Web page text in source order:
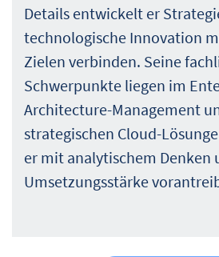
Details entwickelt er
technologische Innovation
Zielen verbinden. Seine
Schwerpunkte liegen im
Architecture-Management
strategischen Cloud-
er mit analytischem Denken
Umsetzungsstärke